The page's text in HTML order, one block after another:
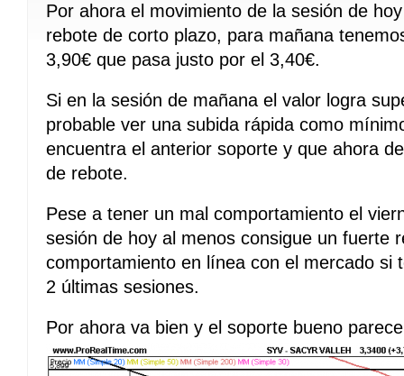
Por ahora el movimiento de la sesión de
rebote de corto plazo, para mañana
3,90€ que pasa justo por el 3,40€.
Si en la sesión de mañana el valor logra
probable ver una subida rápida como
encuentra el anterior soporte y que ahora
de rebote.
Pese a tener un mal comportamiento el
sesión de hoy al menos consigue un fuerte
comportamiento en línea con el mercado si
2 últimas sesiones.
Por ahora va bien y el soporte bueno